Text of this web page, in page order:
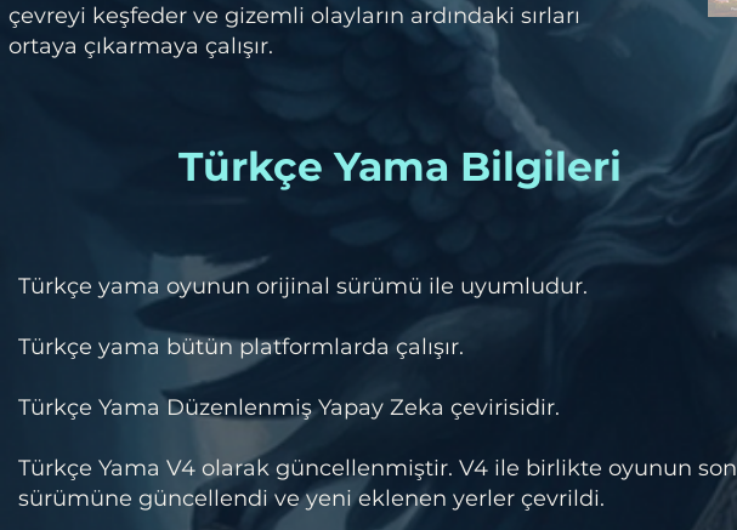
çevreyi keşfeder ve gizemli olayların ardındaki sırları
ortaya çıkarmaya çalışır.
Türkçe Yama Bilgileri
​Türkçe yama oyunun orijinal sürümü ile uyumludur.
Türkçe yama bütün platformlarda çalışır.
Türkçe Yama Düzenlenmiş Yapay Zeka çevirisidir.
Türkçe Yama V4 olarak güncellenmiştir. V4 ile birlikte oyunun son
sürümüne güncellendi ve yeni eklenen yerler çevrildi.